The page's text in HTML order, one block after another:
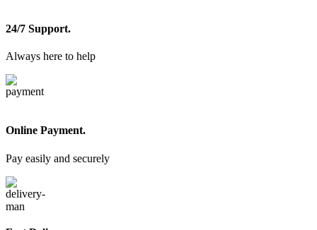
24/7 Support.
Always here to help
Online Payment.
Pay easily and securely